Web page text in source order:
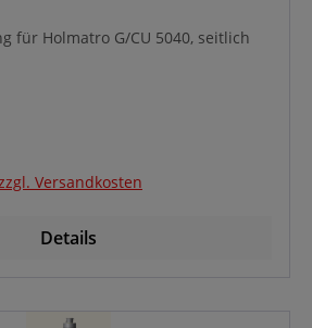
für Holmatro G/CU 5040, seitlich
Versandkosten
Details